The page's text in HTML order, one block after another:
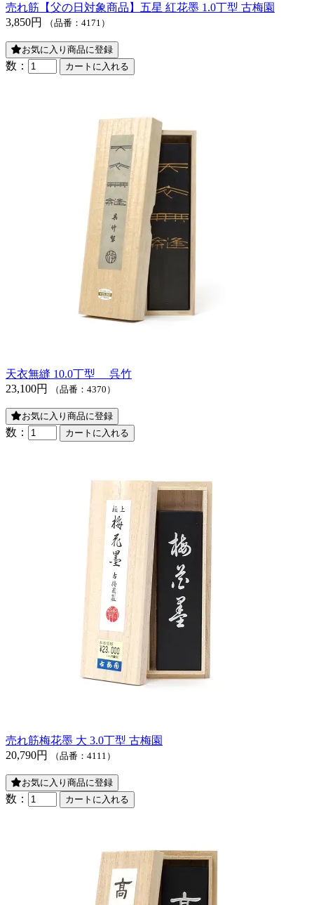
売れ筋 【父の日対象商品】五星 紅花墨 1.0丁型 古梅園
3,850円
（品番：4171）
お気に入り商品に登録
数：
天衣無縫 10.0丁型 呉竹
23,100円
（品番：4370）
お気に入り商品に登録
数：
売れ筋梅花墨 大 3.0丁型 古梅園
20,790円
（品番：4111）
お気に入り商品に登録
数：